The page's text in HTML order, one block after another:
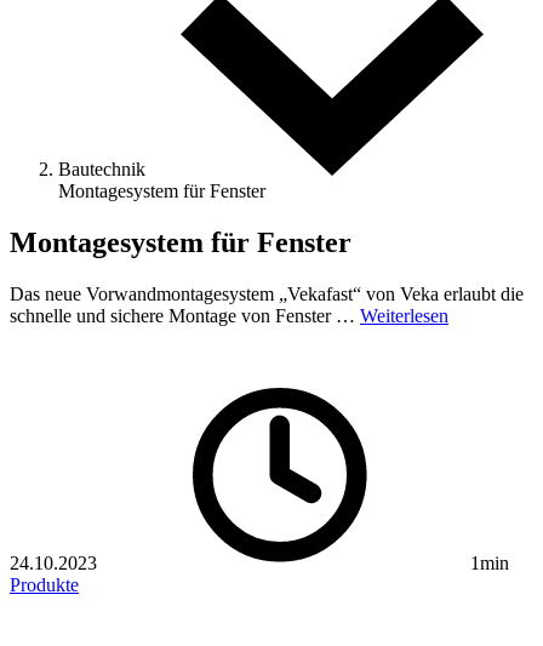
Bautechnik
Montagesystem für Fenster
Montagesystem für Fenster
Das neue Vorwandmontagesystem „Vekafast“ von Veka erlaubt die
schnelle und sichere Montage von Fenster … Weiterlesen
24.10.2023
1min
Produkte